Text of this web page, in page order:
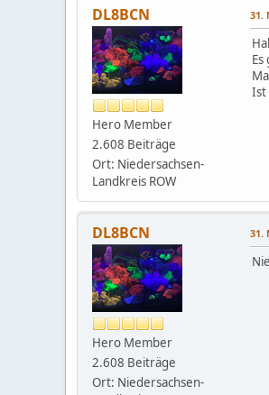
DL8BCN
Hero Member
2.608 Beiträge
Ort: Niedersachsen-
Landkreis ROW
31.
Ist
DL8BCN
Hero Member
2.608 Beiträge
Ort: Niedersachsen-
31.